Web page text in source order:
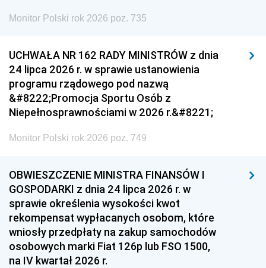
Monitor Polski rok 2026 poz. 735
UCHWAŁA NR 162 RADY MINISTRÓW z dnia
24 lipca 2026 r. w sprawie ustanowienia
programu rządowego pod nazwą
&#8222;Promocja Sportu Osób z
Niepełnosprawnościami w 2026 r.&#8221;
Monitor Polski rok 2026 poz. 749
OBWIESZCZENIE MINISTRA FINANSÓW I
GOSPODARKI z dnia 24 lipca 2026 r. w
sprawie określenia wysokości kwot
rekompensat wypłacanych osobom, które
wniosły przedpłaty na zakup samochodów
osobowych marki Fiat 126p lub FSO 1500,
na IV kwartał 2026 r.